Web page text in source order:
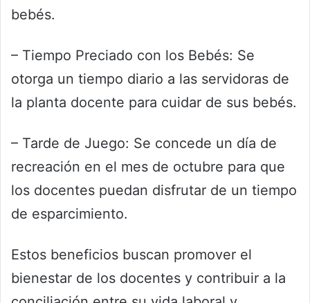
bebés.
– Tiempo Preciado con los Bebés: Se
otorga un tiempo diario a las servidoras de
la planta docente para cuidar de sus bebés.
– Tarde de Juego: Se concede un día de
recreación en el mes de octubre para que
los docentes puedan disfrutar de un tiempo
de esparcimiento.
Estos beneficios buscan promover el
bienestar de los docentes y contribuir a la